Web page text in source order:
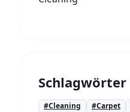
Schlagwörter
#Cleaning #Carpet